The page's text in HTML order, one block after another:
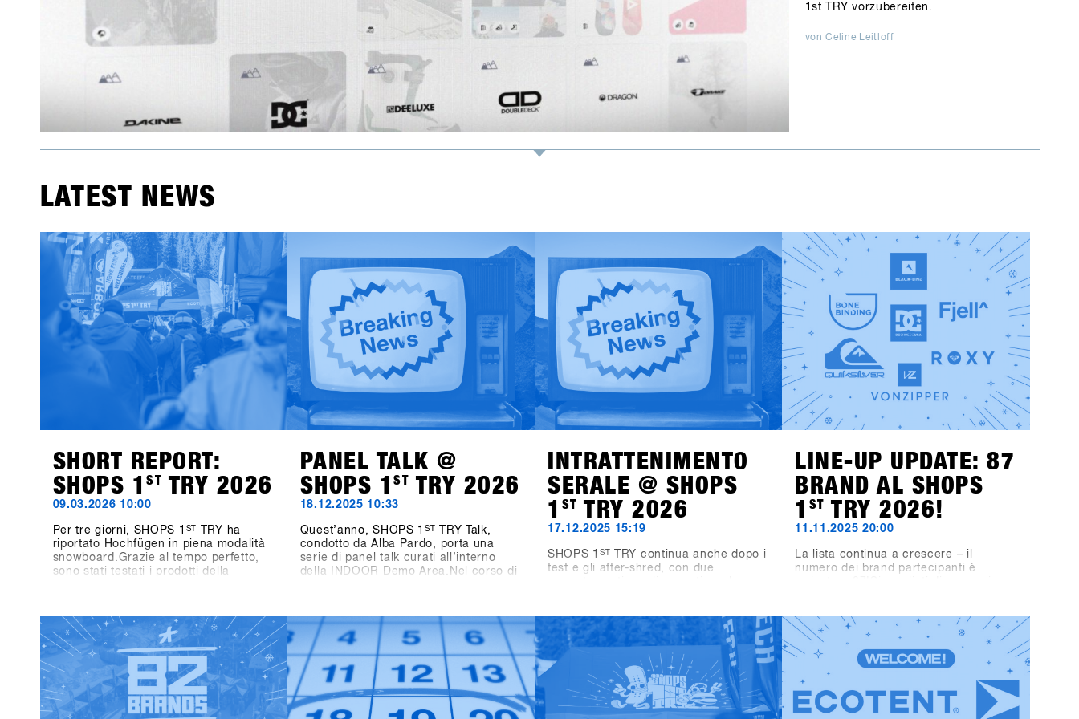
1st TRY vorzubereiten.
von Celine Leitloff
LATEST NEWS
SHORT REPORT:
SHOPS 1
ST TRY 2026
09.03.2026 10:00
Per tre giorni, SHOPS 1 ST
TRY ha
riportato Hochfügen in piena modalità
snowboard.Grazie al tempo perfetto,
sono stati testati i prodotti della
direttamente sulla neve.L'energia è
stata presente durante tutti e tre i
giorni: tra una discesa e l'altra,
conversazioni in montagna, tavole
rotonde e momenti salienti come
l'One-on-One con Shaun White.Anche
fuori dalla montagna le attività sono
PANEL TALK @
SHOPS 1ST TRY 2026
18.12.2025 10:33
Quest’anno, SHOPS 1ST
TRY Talk,
condotto da Alba Pardo, porta una
serie di panel talk curati all’interno
della INDOOR Demo Area.Nel corso di
sarà su Women as Growth Drivers –
Not Side Projects, mettendo in luce il
ruolo delle donne come vero motore di
crescita per l’industria. Lunedì,
l’attenzione si sposta sui format di
gara, analizzando come le diverse
formule di contest influenzino i
INTRATTENIMENTO
SERALE @ SHOPS
1
ST TRY 2026
17.12.2025 15:19
SHOPS 1 ST
TRY continua anche dopo i
test e gli after-shred, con due
Games, Videos & Vinyls va in scena
nel nuovo Bawa Music Sports &
Entertainment Bar di Fügen. La serata
propone video di snowboard, dj set in
vinile a cura di Shue & Felix MDS e il
torneo Bowling for Boards, dove i
partecipanti possono vincere gramdi
LINE-UP UPDATE: 87
BRAND AL SHOPS
1
ST TRY 2026!
11.11.2025 20:00
La lista continua a crescere – il
numero dei brand partecipanti è
faranno parte del line-up.Il line-up
dello SHOPS 1
TRY 2026 si presenta
quindi ancora più ricco e interessante
– non vediamo l’ora di scoprire tutti i
brand presenti al SHOPS 1
TRY
2026!👉 Scopri tutti i brand
partecipanti nella Brandlist aggiornata.